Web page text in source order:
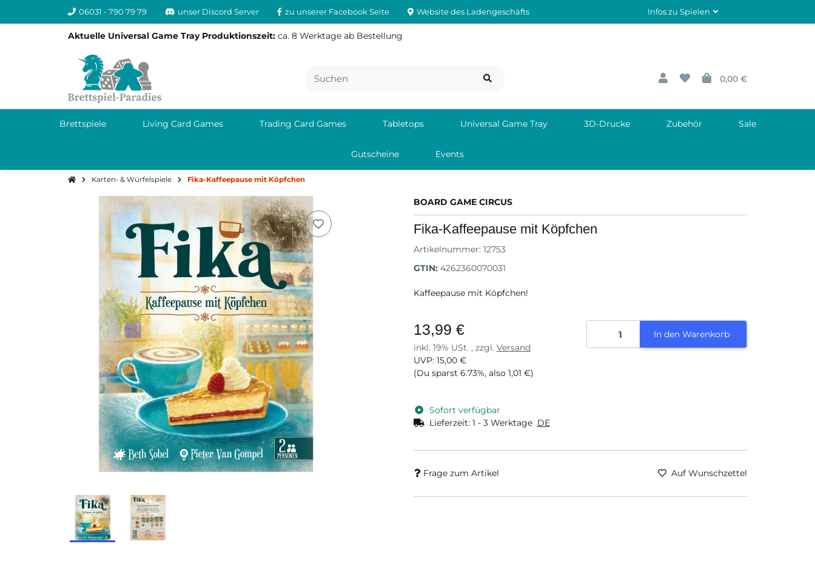
06031 - 790 79 79 unser Discord Server zu unserer Facebook Seite Website des Ladengeschäfts Infos zu Spielen
Aktuelle Universal Game Tray Produktionszeit: ca. 8 Werktage ab Bestellung
0,00 €
Brettspiele Living Card Games Trading Card Games Tabletops Universal Game Tray 3D-Drucke Zubehör Sale
Gutscheine Events
Karten- & Würfelspiele Fika-Kaffeepause mit Köpfchen
BOARD GAME CIRCUS
Fika-Kaffeepause mit Köpfchen
Artikelnummer: 12753
GTIN: 4262360070031
Kaffeepause mit Köpfchen!
13,99 €
inkl. 19% USt. , zzgl. Versand
UVP: 15,00 €
(Du sparst 6.73%, also 1,01 €)
Sofort verfügbar
Lieferzeit: 1 - 3 Werktage DE
In den Warenkorb
Frage zum Artikel Auf Wunschzettel